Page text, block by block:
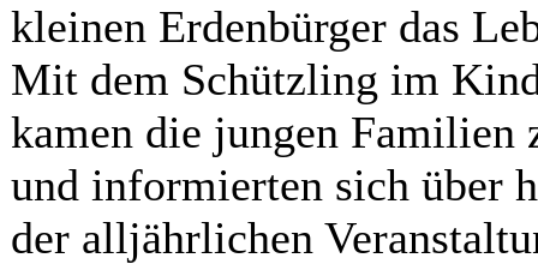
kleinen Erdenbürger das
Mit dem Schützling im
kamen die jungen Familien
und informierten sich über
der alljährlichen